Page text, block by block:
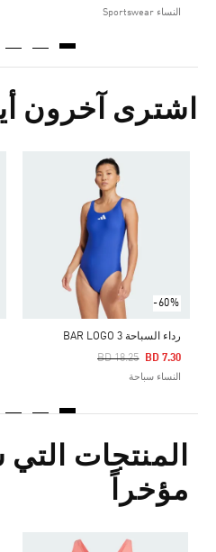
النساء Sportswear
اشترى آخرون
-60%
رداء السباحة 3 BAR LOGO
Price Reduced From
BD 18.25
To BD 7.30
النساء سباحة
المنتجات
مؤخراً